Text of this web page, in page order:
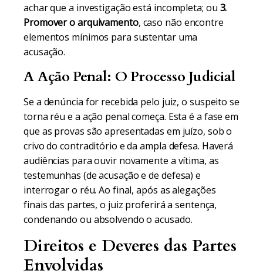
achar que a investigação está incompleta; ou 3.
Promover o arquivamento, caso não encontre
elementos mínimos para sustentar uma
acusação.
A Ação Penal: O Processo Judicial
Se a denúncia for recebida pelo juiz, o suspeito se
torna réu e a ação penal começa. Esta é a fase em
que as provas são apresentadas em juízo, sob o
crivo do contraditório e da ampla defesa. Haverá
audiências para ouvir novamente a vítima, as
testemunhas (de acusação e de defesa) e
interrogar o réu. Ao final, após as alegações
finais das partes, o juiz proferirá a sentença,
condenando ou absolvendo o acusado.
Direitos e Deveres das Partes
Envolvidas